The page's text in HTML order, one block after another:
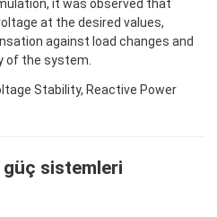
it was observed that
at the desired values,
against load changes and
of the system.
Stability, Reactive Power
güç sistemleri